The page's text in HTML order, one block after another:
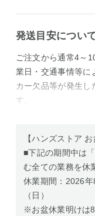
発送目安につい
ご注文から通常4～
業日・交通事情等
カー欠品等が発生し
す。
【ハンズストア
■下記の期間中は
む全ての業務を休
休業期間：2026
（日）
※お盆休業明けは